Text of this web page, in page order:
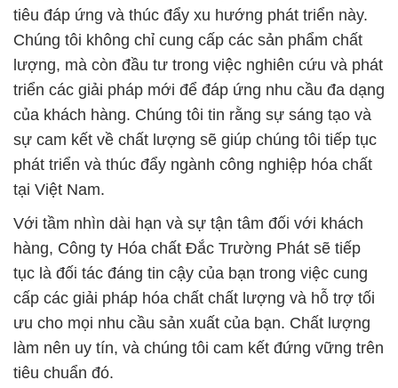
tiêu đáp ứng và thúc đẩy xu hướng phát triển này.
Chúng tôi không chỉ cung cấp các sản phẩm chất
lượng, mà còn đầu tư trong việc nghiên cứu và phát
triển các giải pháp mới để đáp ứng nhu cầu đa dạng
của khách hàng. Chúng tôi tin rằng sự sáng tạo và
sự cam kết về chất lượng sẽ giúp chúng tôi tiếp tục
phát triển và thúc đẩy ngành công nghiệp hóa chất
tại Việt Nam.
Với tầm nhìn dài hạn và sự tận tâm đối với khách
hàng, Công ty Hóa chất Đắc Trường Phát sẽ tiếp
tục là đối tác đáng tin cậy của bạn trong việc cung
cấp các giải pháp hóa chất chất lượng và hỗ trợ tối
ưu cho mọi nhu cầu sản xuất của bạn. Chất lượng
làm nên uy tín, và chúng tôi cam kết đứng vững trên
tiêu chuẩn đó.